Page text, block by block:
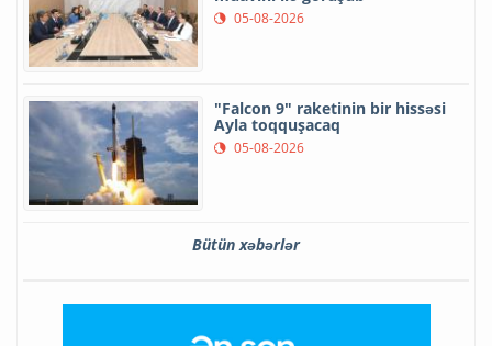
05-08-2026
"Falcon 9" raketinin bir hissəsi
Ayla toqquşacaq
05-08-2026
Bütün xəbərlər